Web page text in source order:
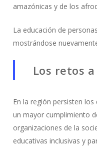
amazónicas y de los
La educación de
mostrándose
Los retos
En la región persisten
un mayor cumplimiento
organizaciones de la
educativas inclusivas y